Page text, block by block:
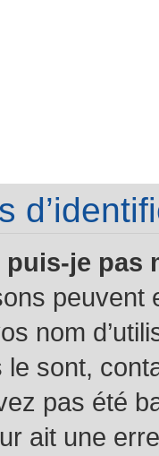
je pas
peuvent
nom
le sont,
pas été
ait une